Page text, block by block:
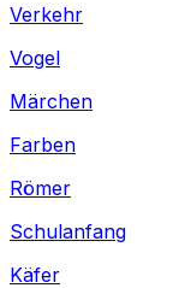
Verkehr
Vogel
Märchen
Farben
Römer
Schulanfang
Käfer